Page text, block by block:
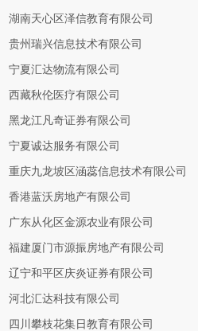
湖南天心区泽信教育有限公司
贵州瑞兴信息技术有限公司
宁夏汇达物流有限公司
西藏秋伦医疗有限公司
黑龙江凡奇证券有限公司
宁夏诚达服务有限公司
重庆九龙坡区涵蕊信息技术有限公司
香港蓝沃房地产有限公司
广东从化区金源农业有限公司
福建厦门市源振房地产有限公司
辽宁和平区庆炎证券有限公司
河北汇达科技有限公司
四川攀枝花集日教育有限公司